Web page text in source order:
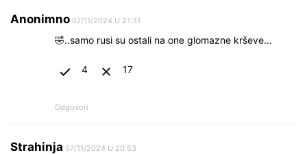
Anonimno 07/11/2024 U 21:31
🤣..samo rusi su ostali na one glomazne krševe…
4 17
Odgovori
Strahinja 07/11/2024 U 20:53